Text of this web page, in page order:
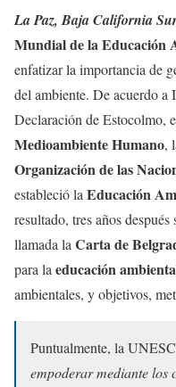
La Paz, Baja California
Mundial de la Educación
enfatizar la importancia de
del ambiente. De acuerdo a
Declaración de Estocolmo,
Medioambiente Humano,
Organización de las
estableció laEducación
resultado, tres años
llamada laCarta de
para laeducación
ambientales, y objetivos,
Puntualmente, la
empoderar mediante los